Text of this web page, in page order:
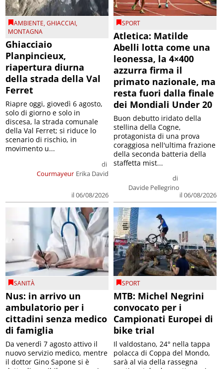
AMBIENTE,GHIACCIAI,
MONTAGNA
Ghiacciaio
Planpincieux,
riapertura diurna
della strada della Val
Ferret
Courmayeur
di
Erika David
il 06/08/2026
Riapre oggi, giovedì 6 agosto,
solo di giorno e solo in
discesa, la strada comunale
della Val Ferret; si riduce lo
scenario di rischio, in
movimento u...
SPORT
Atletica: Matilde
Abelli lotta come una
leonessa, la 4×400
azzurra firma il
primato nazionale, ma
resta fuori dalla finale
dei Mondiali Under 20
di
Davide Pellegrino
il 06/08/2026
Buon debutto iridato della
stellina della Cogne,
protagonista di una prova
coraggiosa nell'ultima frazione
della seconda batteria della
staffetta mist...
SANITÀ
Nus: in arrivo un
ambulatorio per i
cittadini senza medico
di famiglia
Da venerdì 7 agosto attivo il
nuovo servizio medico, mentre
il dottor Gino Sapone si è
SPORT
MTB: Michel Negrini
convocato per i
Campionati Europei di
bike trial
Il valdostano, 24° nella tappa
polacca di Coppa del Mondo,
sarà al via della rassegna